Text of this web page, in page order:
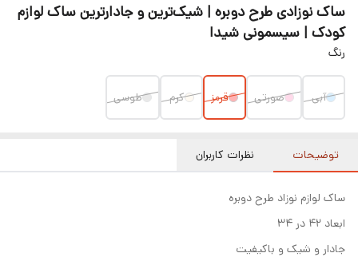
ساک نوزادی طرح دوبره | شیک‌ترین و جادارترین ساک لوازم
کودک | سیسمونی شیدا
رنگ
آبی صورتی قرمز کرم طوسی
توضیحات نظرات کاربران
ساک لوازم نوزاد طرح دوبره
ابعاد ۴۲ در ۳۴
جادار و شیک و باکیفیت